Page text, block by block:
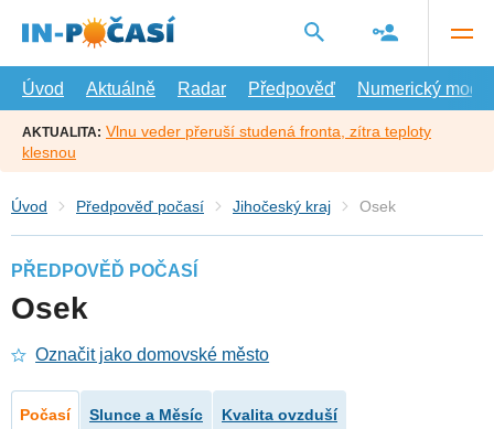
hlavní
Úvod
Aktuálně Radar Předpověď Numerický model
AKTUALITA: Vlnu veder přeruší studená fronta, zítra teploty
klesnou
Úvod Předpověď počasí Jihočeský kraj Osek
PŘEDPOVĚĎ POČASÍ
Osek
Označit jako domovské město
Počasí Slunce a Měsíc Kvalita ovzduší